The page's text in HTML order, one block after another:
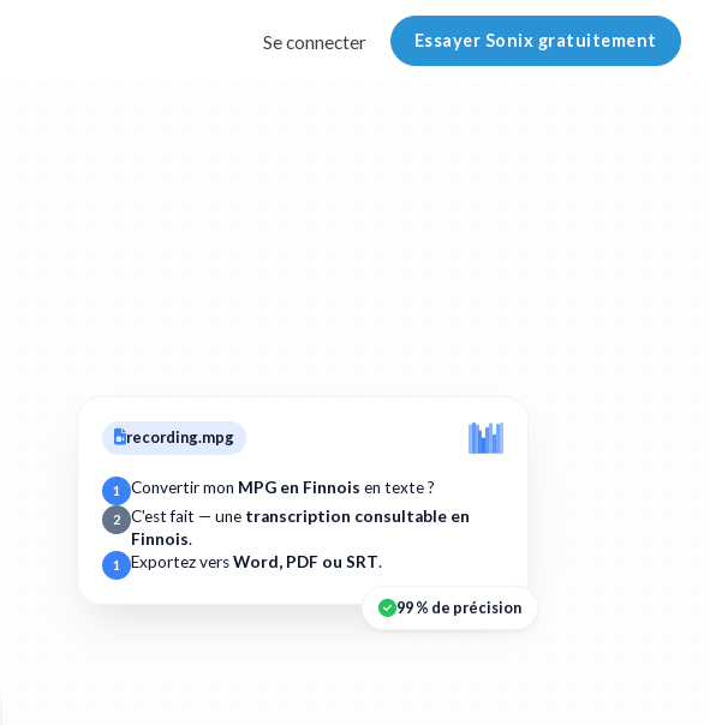
Se connecter Essayer Sonix gratuitement
recording.mpg
1 Convertir mon MPG en Finnois en texte ?
2 C'est fait — une transcription consultable en
Finnois.
1 Exportez versWord, PDF ou SRT.
99 % de précision